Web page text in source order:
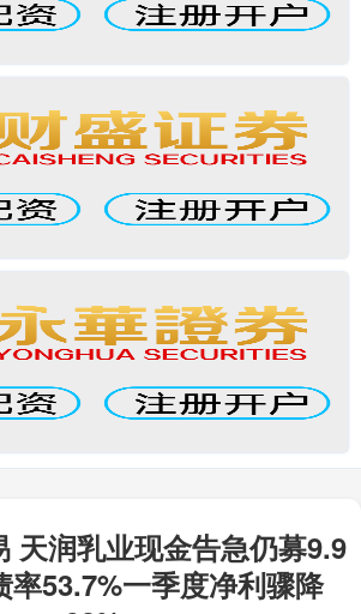
天润乳业现金告急仍募9.9
率53.7%一季度净利骤降